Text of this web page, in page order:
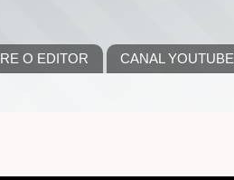
O EDITOR CANAL YOUTUBE